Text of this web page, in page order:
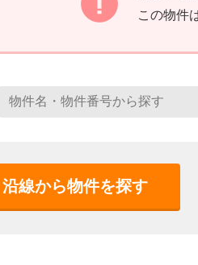
この物件
沿線から物件を探す